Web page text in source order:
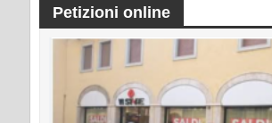
Petizioni online